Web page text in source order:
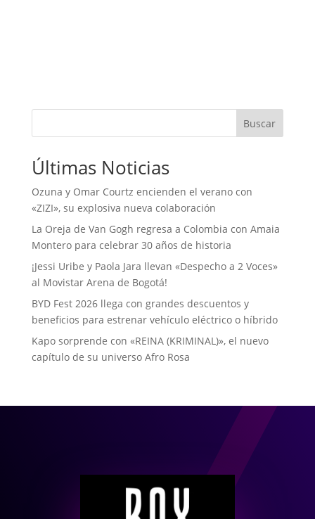
Buscar
Últimas Noticias
Ozuna y Omar Courtz encienden el verano con
«ZIZI», su explosiva nueva colaboración
La Oreja de Van Gogh regresa a Colombia con Amaia
Montero para celebrar 30 años de historia
¡Jessi Uribe y Paola Jara llevan «Despecho a 2 Voces»
al Movistar Arena de Bogotá!
BYD Fest 2026 llega con grandes descuentos y
beneficios para estrenar vehículo eléctrico o híbrido
Kapo sorprende con «REINA (KRIMINAL)», el nuevo
capítulo de su universo Afro Rosa